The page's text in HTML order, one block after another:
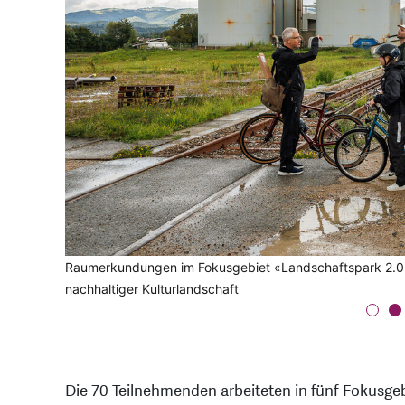
Deutschland-Schweiz-Treffen auf der Grenze der
Hochrheinkommission
Raumerkundungen im Fokusgebiet «Landschaftspark
nachhaltiger Kulturlandschaft
Studioarbeiten im Buss Industriepark, Pratteln
Kantons- und grenzüberschreitende Zusammenarbeit
(FHNW), Jasmin Rauhaus-Höpfer
Öffentliche Ausstellung der Ergebnisse
Die 70 Teilnehmenden arbeiteten in fünf